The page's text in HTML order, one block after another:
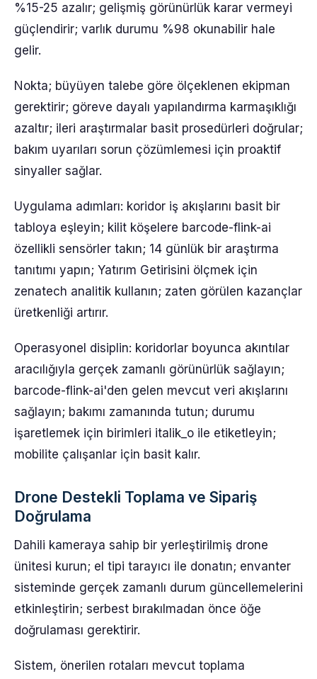
%15-25 azalır; gelişmiş görünürlük karar vermeyi
güçlendirir; varlık durumu %98 okunabilir hale
gelir.
Nokta; büyüyen talebe göre ölçeklenen ekipman
gerektirir; göreve dayalı yapılandırma karmaşıklığı
azaltır; ileri araştırmalar basit prosedürleri doğrular;
bakım uyarıları sorun çözümlemesi için proaktif
sinyaller sağlar.
Uygulama adımları: koridor iş akışlarını basit bir
tabloya eşleyin; kilit köşelere barcode-flink-ai
özellikli sensörler takın; 14 günlük bir araştırma
tanıtımı yapın; Yatırım Getirisini ölçmek için
zenatech analitik kullanın; zaten görülen kazançlar
üretkenliği artırır.
Operasyonel disiplin: koridorlar boyunca akıntılar
aracılığıyla gerçek zamanlı görünürlük sağlayın;
barcode-flink-ai'den gelen mevcut veri akışlarını
sağlayın; bakımı zamanında tutun; durumu
işaretlemek için birimleri italik_o ile etiketleyin;
mobilite çalışanlar için basit kalır.
Drone Destekli Toplama ve Sipariş
Doğrulama
Dahili kameraya sahip bir yerleştirilmiş drone
ünitesi kurun; el tipi tarayıcı ile donatın; envanter
sisteminde gerçek zamanlı durum güncellemelerini
etkinleştirin; serbest bırakılmadan önce öğe
doğrulaması gerektirir.
Sistem, önerilen rotaları mevcut toplama